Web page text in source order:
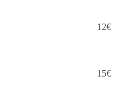
12€
15€